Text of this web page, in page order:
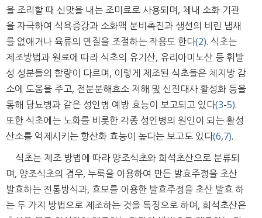
을 조리할 때 신맛을 내는 조미료로 사용되며, 체내 소화 기관
을 자극하여 식욕증강과 소화액 분비촉진과 생선의 비린 냄새
를 없애거나 육류의 연질을 조절하는 작용도 한다(2). 식초는
제조방법과 원료에 따라 식초의 유기산, 유리아미노산 등 휘발
성 성분들의 함량이 다르며, 이렇게 제조된 식초들은 체지방 감
소에 도움을 주고, 전분분해효소 저해 및 신진대사 활성화 등을
통해 당뇨병과 같은 성인병 예방 효능이 보고되고 있다(3-5).
또한 식초에는 노화를 비롯한 각종 성인병의 원인이 되는 활성
산소를 억제시키는 항산화 효능이 높다는 보고도 있다(6,7).
식초는 제조 방법에 따라 양조식초와 희석초산으로 분류되
며, 양조식초의 경우, 누룩을 이용하여 만든 발효주정을 초산
발효하는 전통방식과, 효모를 이용한 발효주정을 초산 발효 하
는 두 가지 방법으로 제조하는 것을 특징으로 하며, 희석초산은